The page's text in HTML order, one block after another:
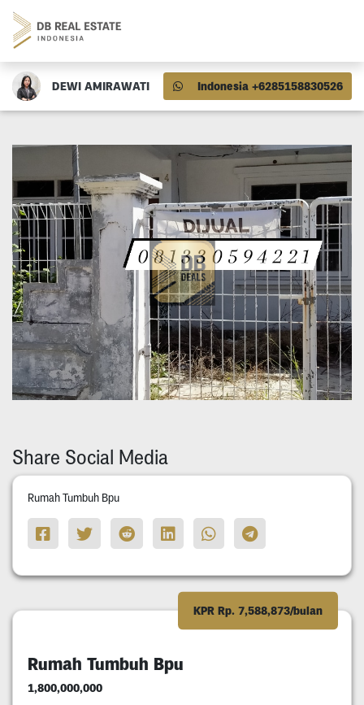
DEWI AMIRAWATI Indonesia +6285158830526
Share Social Media
Rumah Tumbuh Bpu
KPR Rp. 7,588,873/bulan
Rumah Tumbuh Bpu
1,800,000,000